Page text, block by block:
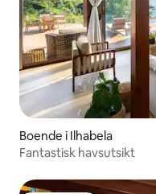
Boende i Ilhabela
Fantastisk havsutsikt